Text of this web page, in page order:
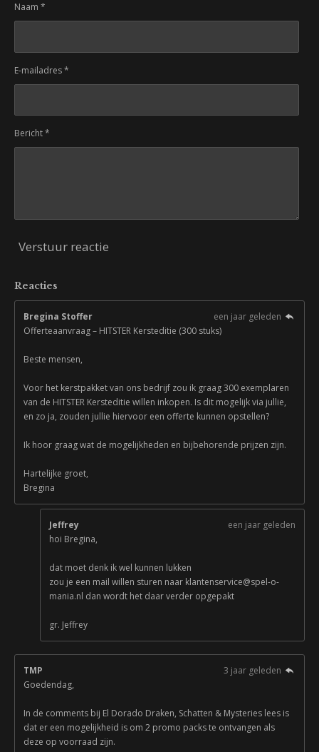
Naam *
E-mailadres *
Bericht *
Verstuur reactie
Reacties
Bregina Stoffer
een jaar geleden
Offerteaanvraag – HITSTER Kersteditie (300 stuks)
Beste mensen,
Voor het kerstpakket van ons bedrijf zou ik graag 300 exemplaren
van de HITSTER Kersteditie willen inkopen. Is dit mogelijk via jullie,
en zo ja, zouden jullie hiervoor een offerte kunnen opstellen?
Ik hoor graag wat de mogelijkheden en bijbehorende prijzen zijn.
Hartelijke groet,
Bregina
Jeffrey
een jaar geleden
hoi Bregina,
dat moet denk ik wel kunnen lukken
zou je een mail willen sturen naar klantenservice@spel-o-
mania.nl dan wordt het daar verder opgepakt
gr. Jeffrey
TMP
3 jaar geleden
Goedendag,
In de comments bij El Dorado Draken, Schatten & Mysteries lees is
dat er een mogelijkheid is om 2 promo packs te ontvangen als
deze op voorraad zijn.